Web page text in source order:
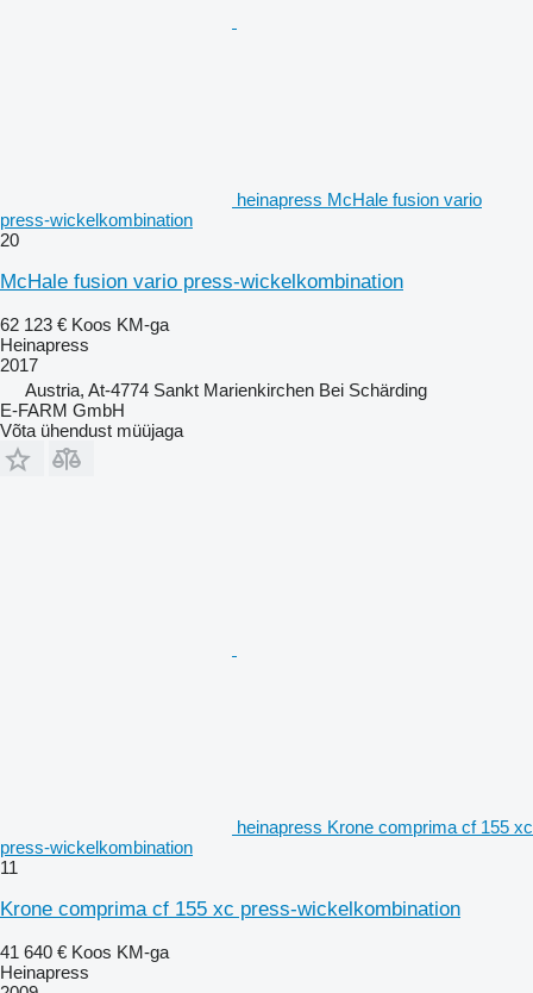
heinapress McHale fusion vario
press-wickelkombination
20
McHale fusion vario press-wickelkombination
62 123 € Koos KM-ga
Heinapress
2017
Austria, At-4774 Sankt Marienkirchen Bei Schärding
E-FARM GmbH
Võta ühendust müüjaga
heinapress Krone comprima cf 155 xc
press-wickelkombination
11
Krone comprima cf 155 xc press-wickelkombination
41 640 € Koos KM-ga
Heinapress